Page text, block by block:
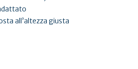
all’altezza giusta